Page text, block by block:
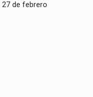
27 de febrero